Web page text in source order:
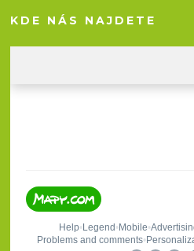
KDE NÁS NAJDETE